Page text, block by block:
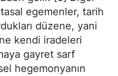
egemenler, tarih
düzene, yani
kendi iradeleri
gayret sarf
hegemonyanın